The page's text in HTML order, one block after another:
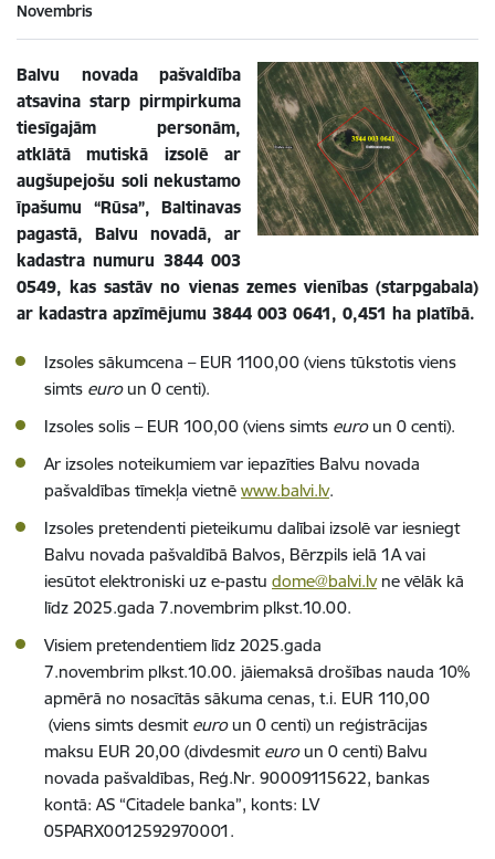
Novembris
Balvu novada pašvaldība
atsavina starp pirmpirkuma
tiesīgajām personām,
atklātā mutiskā izsolē ar
augšupejošu soli nekustamo
īpašumu “Rūsa”, Baltinavas
pagastā, Balvu novadā, ar
kadastra numuru 3844 003
0549, kas sastāv no vienas zemes vienības (starpgabala)
ar kadastra apzīmējumu 3844 003 0641, 0,451 ha platībā.
Izsoles sākumcena – EUR 1100,00 (viens tūkstotis viens
simts euroun 0 centi).
Izsoles solis – EUR 100,00 (viens simts euroun 0 centi).
Ar izsoles noteikumiem var iepazīties Balvu novada
pašvaldības tīmekļa vietnē www.balvi.lv.
Izsoles pretendenti pieteikumu dalībai izsolē var iesniegt
Balvu novada pašvaldībā Balvos, Bērzpils ielā 1A vai
iesūtot elektroniski uz e-pastu dome@balvi.lvne vēlāk kā
līdz 2025.gada 7.novembrim plkst.10.00.
Visiem pretendentiem līdz 2025.gada
7.novembrim plkst.10.00. jāiemaksā drošības nauda 10%
apmērā no nosacītās sākuma cenas, t.i. EUR 110,00
(viens simts desmit euroun 0 centi) un reģistrācijas
maksu EUR 20,00 (divdesmit euroun 0 centi) Balvu
novada pašvaldības, Reģ.Nr. 90009115622, bankas
kontā: AS “Citadele banka”, konts: LV
05PARX0012592970001.